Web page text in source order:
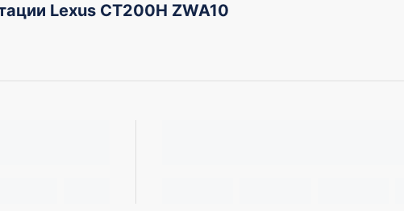
Lexus CT200H ZWA10